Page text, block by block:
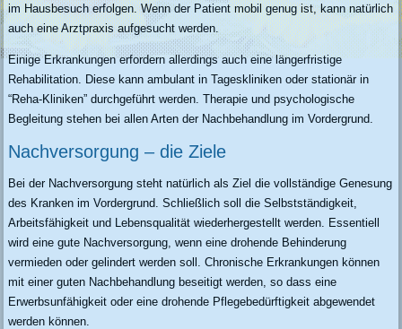
im Hausbesuch erfolgen. Wenn der Patient mobil genug ist, kann natürlich
auch eine Arztpraxis aufgesucht werden.
Einige Erkrankungen erfordern allerdings auch eine längerfristige
Rehabilitation. Diese kann ambulant in Tageskliniken oder stationär in
“Reha-Kliniken” durchgeführt werden. Therapie und psychologische
Begleitung stehen bei allen Arten der Nachbehandlung im Vordergrund.
Nachversorgung – die Ziele
Bei der Nachversorgung steht natürlich als Ziel die vollständige Genesung
des Kranken im Vordergrund. Schließlich soll die Selbstständigkeit,
Arbeitsfähigkeit und Lebensqualität wiederhergestellt werden. Essentiell
wird eine gute Nachversorgung, wenn eine drohende Behinderung
vermieden oder gelindert werden soll. Chronische Erkrankungen können
mit einer guten Nachbehandlung beseitigt werden, so dass eine
Erwerbsunfähigkeit oder eine drohende Pflegebedürftigkeit abgewendet
werden können.